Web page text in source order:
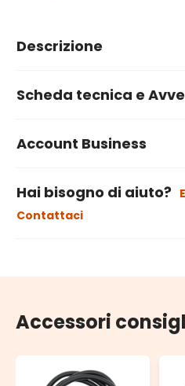
Descrizione
Scheda tecnica e
Account Business
Hai bisogno di aiuto?
Contattaci
Accessori